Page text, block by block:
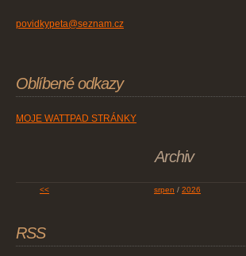
povidkypeta@seznam.cz
Oblíbené odkazy
MOJE WATTPAD STRÁNKY
Archiv
<< srpen / 2026
RSS